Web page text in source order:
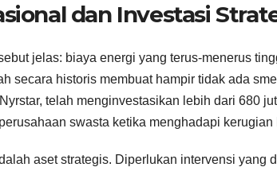
dan Investasi
jelas: biaya energi yang terus-menerus
secara historis membuat hampir tidak ada
telah menginvestasikan lebih dari 680
swasta ketika menghadapi kerugian
aset strategis. Diperlukan intervensi yang